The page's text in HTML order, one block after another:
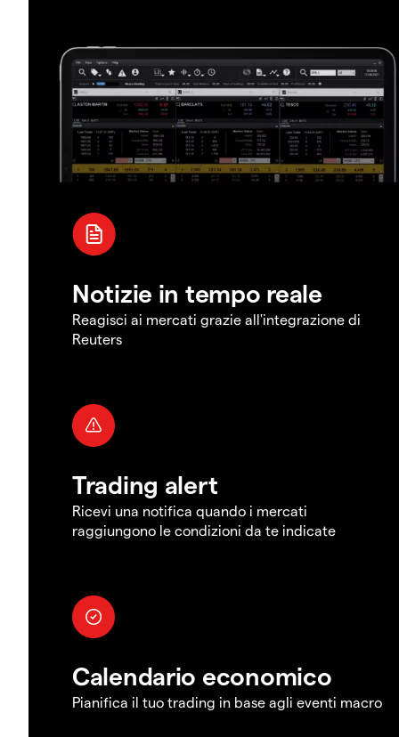
Notizie in tempo reale
Reagisci ai mercati grazie all'integrazione di
Reuters
Trading alert
Ricevi una notifica quando i mercati
raggiungono le condizioni da te indicate
Calendario economico
Pianifica il tuo trading in base agli eventi macro